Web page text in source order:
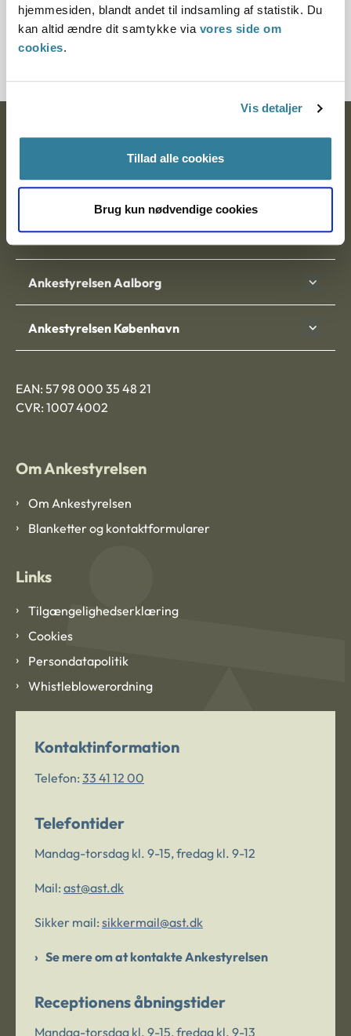
hjemmesiden, blandt andet til indsamling af statistik. Du
kan altid ændre dit samtykke via vores side om
cookies.
Vis detaljer
Tillad alle cookies
Brug kun nødvendige cookies
Journalnummer
2000502-07
Ankestyrelsen
Nytorv 7, 2. sal
Ankestyrelsen Aalborg
Ankestyrelsen København
EAN: 57 98 000 35 48 21
CVR: 1007 4002
Om Ankestyrelsen
Om Ankestyrelsen
Blanketter og kontaktformularer
Links
Tilgængelighedserklæring
Cookies
Persondatapolitik
Whistleblowerordning
Kontaktinformation
Telefon: 33 41 12 00
Telefontider
Mandag-torsdag kl. 9-15, fredag kl. 9-12
Mail: ast@ast.dk
Sikker mail: sikkermail@ast.dk
Se mere om at kontakte Ankestyrelsen
Receptionens åbningstider
Mandag-torsdag kl. 9-15, fredag kl. 9-13